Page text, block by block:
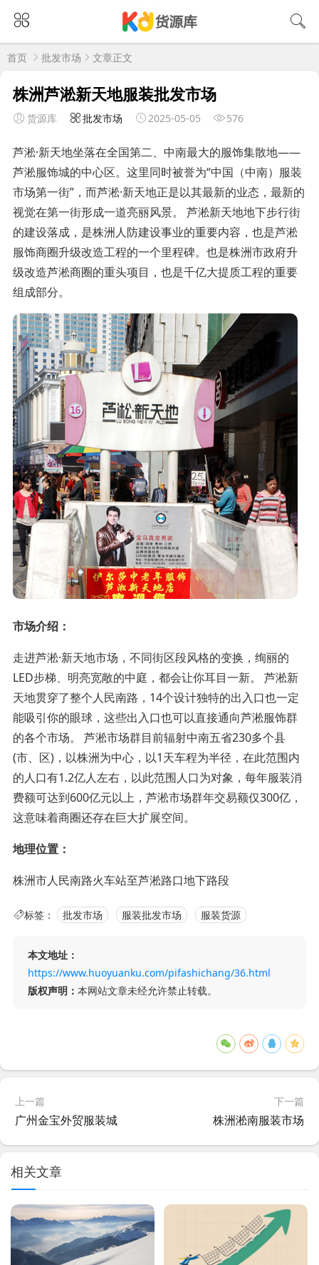
首页 批发市场 文章正文
株洲芦淞新天地服装批发市场
货源库 批发市场 2025-05-05 576
芦淞·新天地坐落在全国第二、中南最大的服饰集散地——
芦淞服饰城的中心区。这里同时被誉为“中国（中南）服装
市场第一街”，而芦淞·新天地正是以其最新的业态，最新的
视觉在第一街形成一道亮丽风景。 芦淞新天地地下步行街
的建设落成，是株洲人防建设事业的重要内容，也是芦淞
服饰商圈升级改造工程的一个里程碑。也是株洲市政府升
级改造芦淞商圈的重头项目，也是千亿大提质工程的重要
组成部分。
市场介绍：
走进芦淞·新天地市场，不同街区段风格的变换，绚丽的
LED步梯、明亮宽敞的中庭，都会让你耳目一新。 芦淞新
天地贯穿了整个人民南路，14个设计独特的出入口也一定
能吸引你的眼球，这些出入口也可以直接通向芦淞服饰群
的各个市场。 芦淞市场群目前辐射中南五省230多个县
(市、区)，以株洲为中心，以1天车程为半径，在此范围内
的人口有1.2亿人左右，以此范围人口为对象，每年服装消
费额可达到600亿元以上，芦淞市场群年交易额仅300亿，
这意味着商圈还存在巨大扩展空间。
地理位置：
株洲市人民南路火车站至芦淞路口地下路段
标签： 批发市场 服装批发市场 服装货源
本文地址：
https://www.huoyuanku.com/pifashichang/36.html
版权声明： 本网站文章未经允许禁止转载。
上一篇
广州金宝外贸服装城
下一篇
株洲淞南服装市场
相关文章